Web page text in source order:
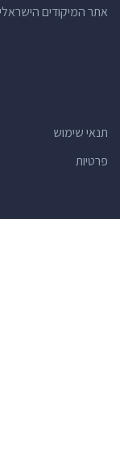
אתר המיקודים הישראלי
תנאי שימוש
פרטיות